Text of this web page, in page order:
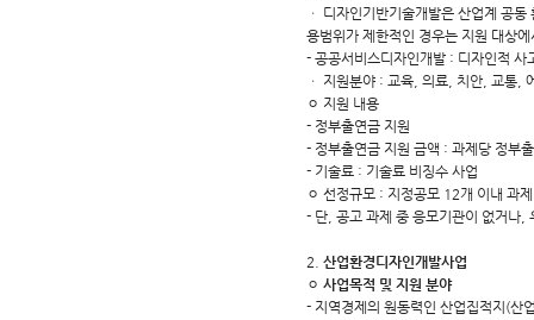
ㆍ 디자인기반기술개발은 산업계 공
용범위가 제한적인 경우는 지원 대상
- 공공서비스디자인개발 : 디자인적 사
ㆍ 지원분야 : 교육, 의료, 치안, 교통,
ㅇ 지원 내용
- 정부출연금 지원
- 정부출연금 지원 금액 : 과제당 정부
- 기술료 : 기술료 비징수 사업
ㅇ 선정규모 : 지정공모 12개 이내 과제
- 단, 공고 과제 중 응모기관이 없거나,
2. 산업환경디자인개발사업
ㅇ 사업목적 및 지원 분야
- 지역경제의 원동력인 산업집적지(산